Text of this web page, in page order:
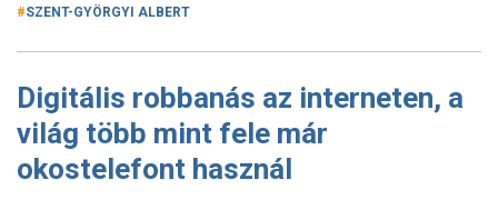
SZENT-GYÖRGYI ALBERT
Digitális robbanás az interneten, a
világ több mint fele már
okostelefont használ